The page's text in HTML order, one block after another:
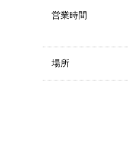
営業時間
場所